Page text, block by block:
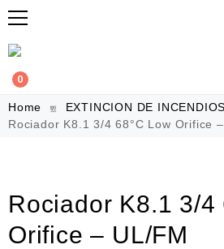
0
Home EXTINCION DE INCENDIOS
Rociador K8.1 3/4 68°C Low Orifice
Rociador K8.1 3/4
Orifice – UL/FM